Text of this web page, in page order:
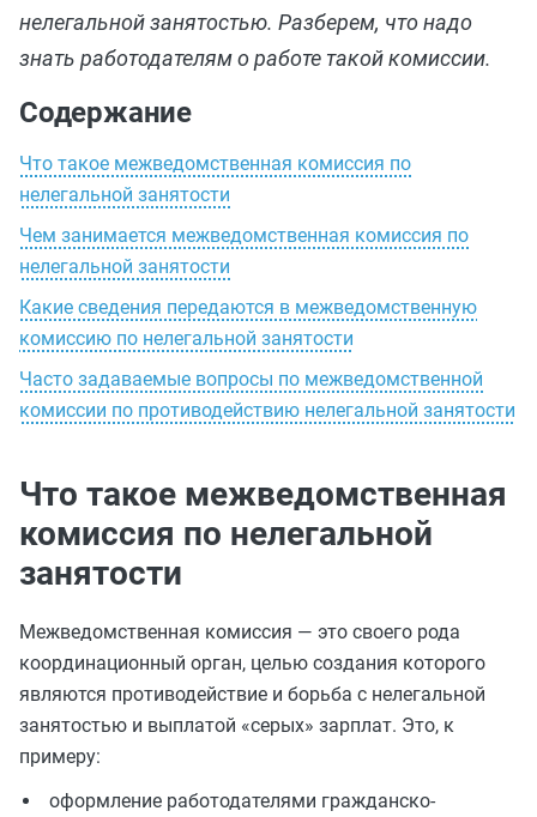
нелегальной занятостью. Разберем, что надо
знать работодателям о работе такой комиссии.
Содержание
Что такое межведомственная комиссия по
нелегальной занятости
Чем занимается межведомственная комиссия по
нелегальной занятости
Какие сведения передаются в межведомственную
комиссию по нелегальной занятости
Часто задаваемые вопросы по межведомственной
комиссии по противодействию нелегальной занятости
Что такое межведомственная
комиссия по нелегальной
занятости
Межведомственная комиссия — это своего рода
координационный орган, целью создания которого
являются противодействие и борьба с нелегальной
занятостью и выплатой «серых» зарплат. Это, к
примеру:
оформление работодателями гражданско-